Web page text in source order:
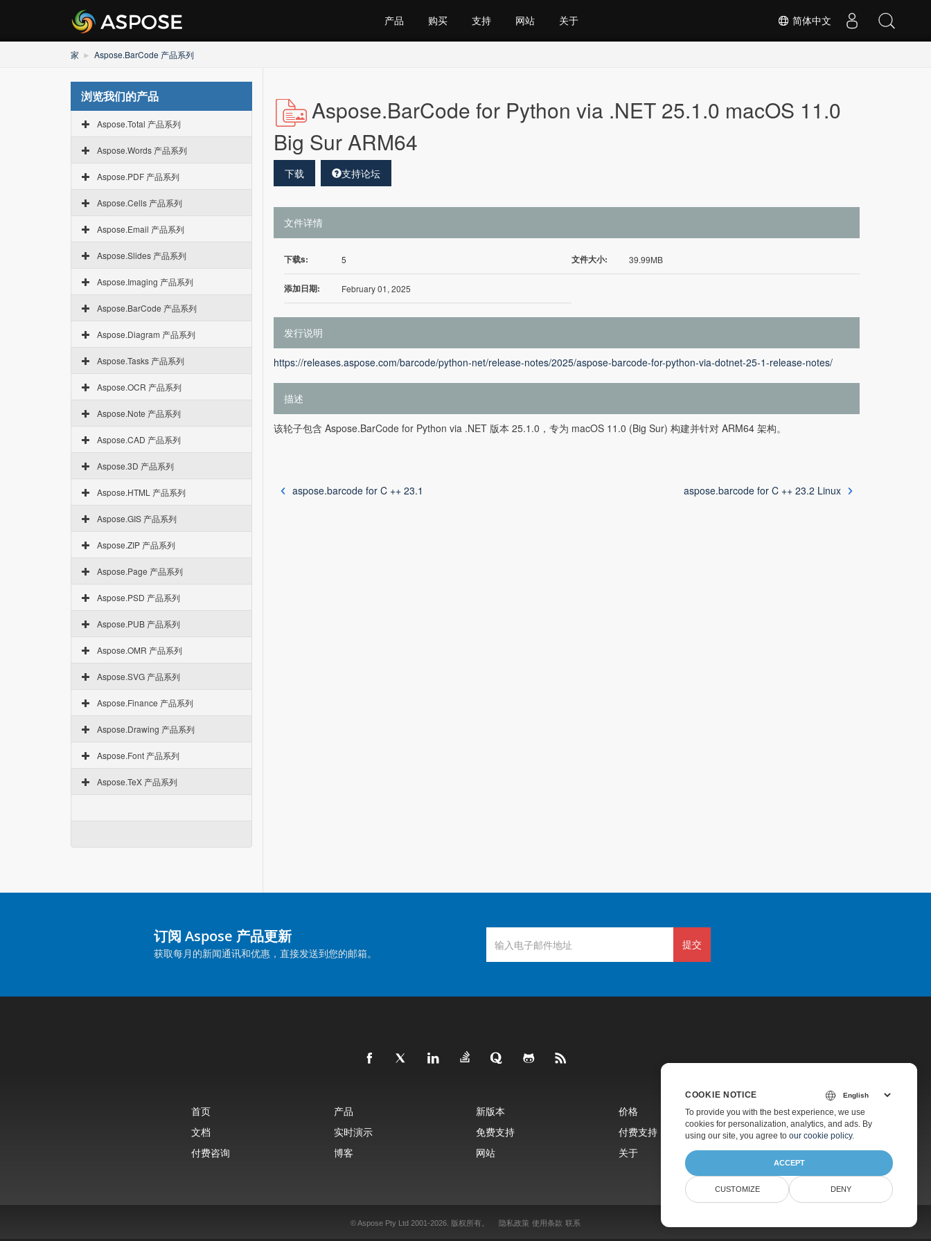
简体中文
产品 购买 支持 网站 关于
家 Aspose.BarCode 产品系列
浏览我们的产品
Aspose.Total 产品系列
Aspose.Words 产品系列
Aspose.PDF 产品系列
Aspose.Cells 产品系列
Aspose.Email 产品系列
Aspose.Slides 产品系列
Aspose.Imaging 产品系列
Aspose.BarCode 产品系列
Aspose.Diagram 产品系列
Aspose.Tasks 产品系列
Aspose.OCR 产品系列
Aspose.Note 产品系列
Aspose.CAD 产品系列
Aspose.3D 产品系列
Aspose.HTML 产品系列
Aspose.GIS 产品系列
Aspose.ZIP 产品系列
Aspose.Page 产品系列
Aspose.PSD 产品系列
Aspose.PUB 产品系列
Aspose.OMR 产品系列
Aspose.SVG 产品系列
Aspose.Finance 产品系列
Aspose.Drawing 产品系列
Aspose.Font 产品系列
Aspose.TeX 产品系列
Aspose.BarCode for Python via .NET 25.1.0 macOS 11.0
Big Sur ARM64
下载 支持论坛
文件详情
下载s: 5 文件大小: 39.99MB
添加日期: February 01, 2025
发行说明
https://releases.aspose.com/barcode/python-net/release-notes/2025/aspose-barcode-for-python-via-dotnet-25-1-release-notes/
描述
该轮子包含 Aspose.BarCode for Python via .NET 版本 25.1.0，专为 macOS 11.0 (Big Sur) 构建并针对 ARM64 架构。
aspose.barcode for C ++ 23.1 aspose.barcode for C ++ 23.2 Linux
订阅 Aspose 产品更新
获取每月的新闻通讯和优惠，直接发送到您的邮箱。
提交
首页 产品 新版本
价格
文档
实时演示 免费支持
付费支持
付费咨询
博客 网站 关于
© Aspose Pty Ltd 2001-2026. 版权所有。 隐私政策 使用条款 联系
COOKIE NOTICE
To provide you with the best experience, we use
cookies for personalization, analytics, and ads. By
using our site, you agree to our cookie policy.
ACCEPT
CUSTOMIZE DENY